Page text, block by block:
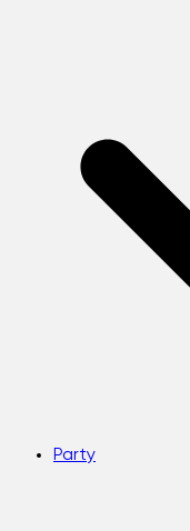
Party